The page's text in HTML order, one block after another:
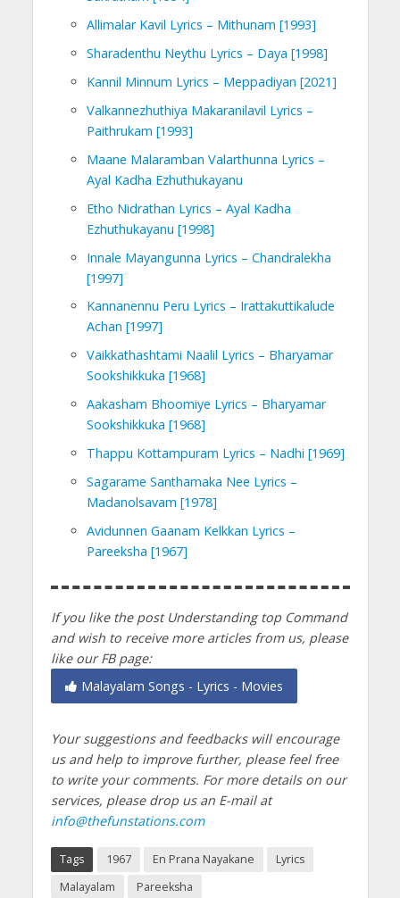
Allimalar Kavil Lyrics – Mithunam [1993]
Sharadenthu Neythu Lyrics – Daya [1998]
Kannil Minnum Lyrics – Meppadiyan [2021]
Valkannezhuthiya Makaranilavil Lyrics –
Paithrukam [1993]
Maane Malaramban Valarthunna Lyrics –
Ayal Kadha Ezhuthukayanu
Etho Nidrathan Lyrics – Ayal Kadha
Ezhuthukayanu [1998]
Innale Mayangunna Lyrics – Chandralekha
[1997]
Kannanennu Peru Lyrics – Irattakuttikalude
Achan [1997]
Vaikkathashtami Naalil Lyrics – Bharyamar
Sookshikkuka [1968]
Aakasham Bhoomiye Lyrics – Bharyamar
Sookshikkuka [1968]
Thappu Kottampuram Lyrics – Nadhi [1969]
Sagarame Santhamaka Nee Lyrics –
Madanolsavam [1978]
Avidunnen Gaanam Kelkkan Lyrics –
Pareeksha [1967]
If you like the post Understanding top Command
and wish to receive more articles from us, please
like our FB page:
Malayalam Songs - Lyrics - Movies
Your suggestions and feedbacks will encourage
us and help to improve further, please feel free
to write your comments. For more details on our
services, please drop us an E-mail at
info@thefunstations.com
Tags 1967 En Prana Nayakane
Lyrics
Malayalam
Pareeksha